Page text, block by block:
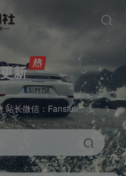
新
站长微信：Fansfuli